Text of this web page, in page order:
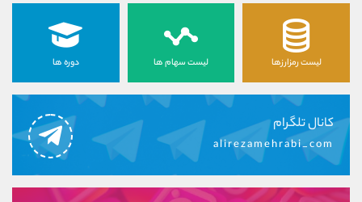
لیست رمزارزها لیست سهام ها دوره ها
کانال تلگرام
alirezamehrabi_com